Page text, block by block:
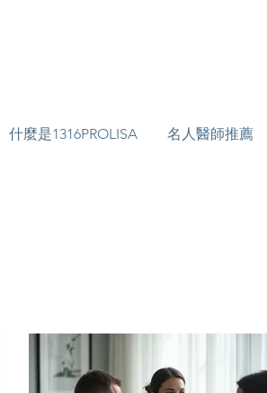
什麼是1316PROLISA 名人醫師推薦